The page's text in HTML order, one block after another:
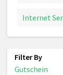
Internet
Gutschein